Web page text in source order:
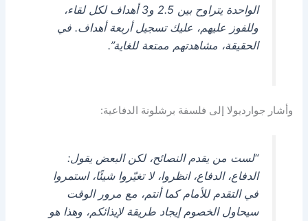
الواحدة يتراوح بين 2.5 و3 أهداف لكل لقاء،
وللفوز عليهم، عليك تسجيل أربعة أهداف. في
الحقيقة، مشاهدتهم ممتعة للغاية”.
وأشار جوارديولا إلى فلسفة برشلونة الدفاعية:
“لست من يقدم النصائح، لكن البعض يقول:
الدفاع، الدفاع، انظروا، لا تغيّروا شيئًا، استمروا
في التقدم للأمام كما أنتم، مع مرور الوقت
سيحاول الخصوم إيجاد طريقة لإيذائكم، وهذا هو